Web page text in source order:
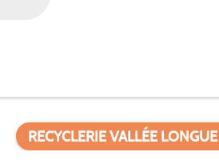
RECYCLERIE VALLÉE LONGUE